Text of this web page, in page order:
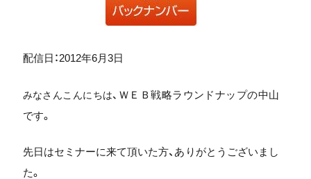
配信日：2012年6月3日
みなさんこんにちは、 ＷＥＢ戦略ラウンドナップの中山
です。
先日はセミナーに来て頂いた方、ありがとうございまし
た。